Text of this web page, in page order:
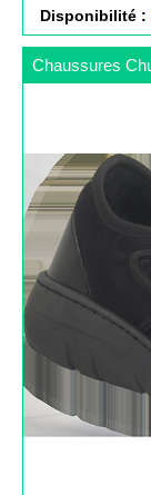
Disponibilité :
Chaussures